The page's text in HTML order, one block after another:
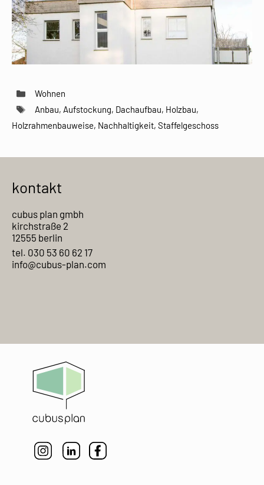
Kategorien
Wohnen
Schlagwörter
Anbau, Aufstockung, Dachaufbau, Holzbau,
Holzrahmenbauweise, Nachhaltigkeit, Staffelgeschoss
kontakt
cubus plan gmbh
kirchstraße 2
12555 berlin
tel. 030 53 60 62 17
info@cubus-plan.com